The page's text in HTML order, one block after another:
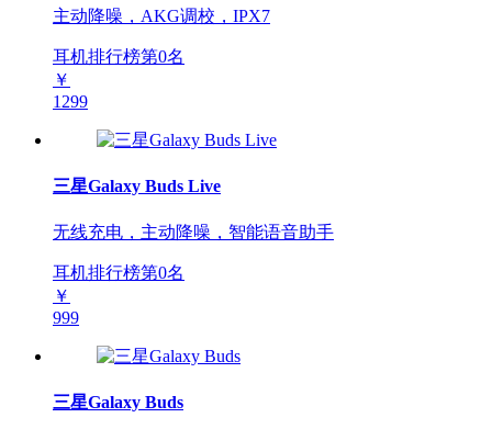
主动降噪，AKG调校，IPX7
耳机排行榜第0名
￥
1299
三星Galaxy Buds Live
无线充电，主动降噪，智能语音助手
耳机排行榜第0名
￥
999
三星Galaxy Buds